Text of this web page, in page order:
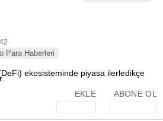
Para Haberleri
EKLE ABONE OL